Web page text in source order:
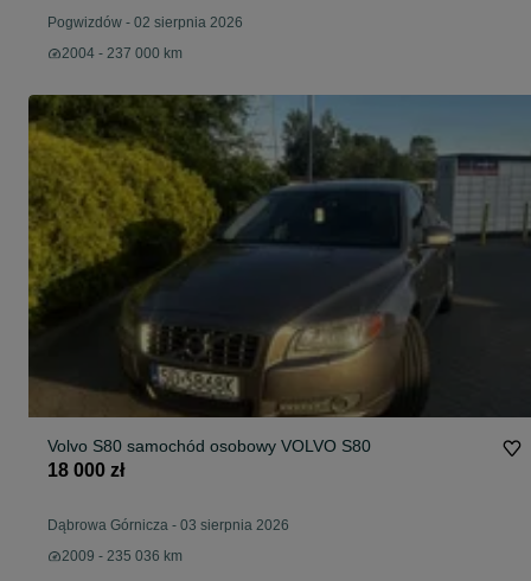
Pogwizdów - 02 sierpnia 2026
2004 - 237 000 km
Volvo S80 samochód osobowy VOLVO S80
18 000 zł
Dąbrowa Górnicza - 03 sierpnia 2026
2009 - 235 036 km